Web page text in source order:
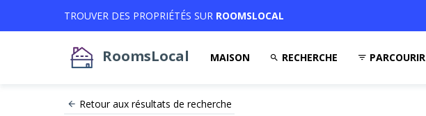
TROUVER DES PROPRIÉTÉS SUR ROOMSLOCAL
RoomsLocal MAISON RECHERCHE PARCOURIR
Retour aux résultats de recherche